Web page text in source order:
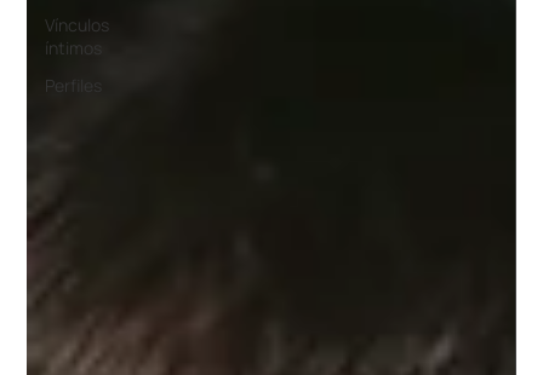
Vínculos
íntimos
Perfiles